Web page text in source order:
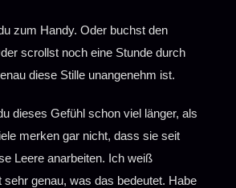
4:Wann hast du das letzte Mal
ersten Gefühl vertraut, ohne es
noch drei Tage zu zerdenken und
Die Welt bricht nicht zusammen,
ich Nein sage.
zum Handy. Oder buchst den
scrollst noch eine Stunde durch
diese Stille unangenehm ist.
dieses Gefühl schon viel länger, als
merken gar nicht, dass sie seit
Leere anarbeiten. Ich weiß
genau, was das bedeutet. Habe